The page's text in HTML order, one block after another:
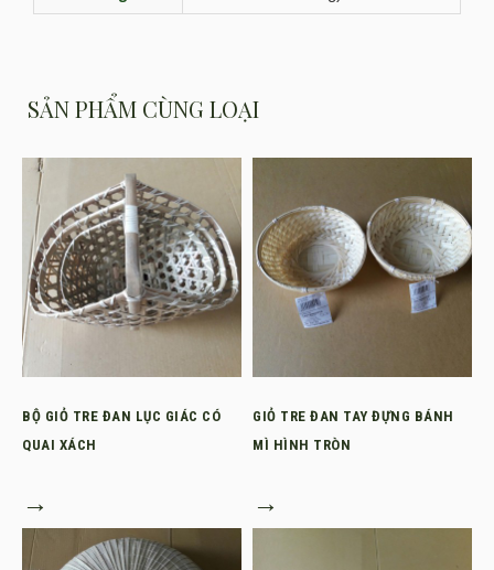
SẢN PHẨM CÙNG LOẠI
BỘ GIỎ TRE ĐAN LỤC GIÁC CÓ
QUAI XÁCH
→
GIỎ TRE ĐAN TAY ĐỰNG BÁNH
MÌ HÌNH TRÒN
→